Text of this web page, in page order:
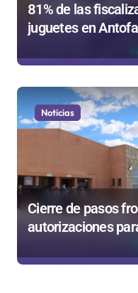
81% de las
juguetes en
en sumarios
Noticias
Cierre de pasos
autorizaciones